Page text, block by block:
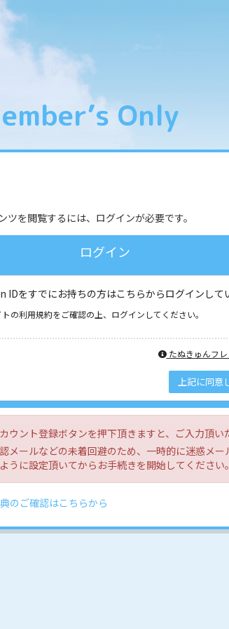
Only
ツを閲覧するには、ログインが必要です。
ログイン
IDをすでにお持ちの方はこちらからログインして
の利用規約をご確認の上、ログインしてください。
たぬきゅんフレ
上記に同意
ウント登録ボタンを押下頂きますと、ご入力頂
メールなどの未着回避のため、一時的に迷惑メ
うに設定頂いてからお手続きを開始してください。
のご確認はこちらから